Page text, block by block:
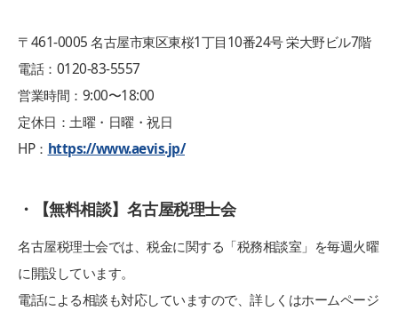
〒461-0005 名古屋市東区東桜1丁目10番24号 栄大野ビル7階
電話：0120-83-5557
営業時間：9:00〜18:00
定休日：土曜・日曜・祝日
HP： https://www.aevis.jp/
・【無料相談】名古屋税理士会
名古屋税理士会では、税金に関する「税務相談室」を毎週火曜
に開設しています。
電話による相談も対応していますので、詳しくはホームページ